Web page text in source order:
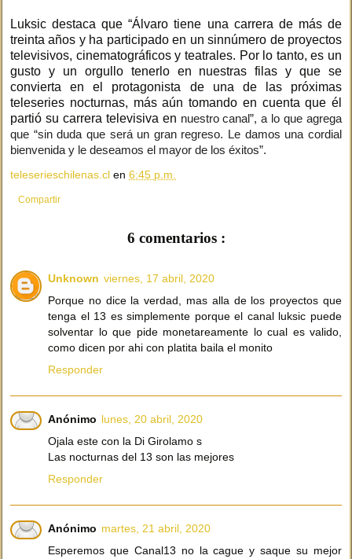
Luksic destaca que “Álvaro tiene una carrera de más de
treinta años y ha participado en un sinnúmero de proyectos
televisivos, cinematográficos y teatrales. Por lo tanto, es un
gusto y un orgullo tenerlo en nuestras filas y que se
convierta en el protagonista de una de las próximas
teleseries nocturnas, más aún tomando en cuenta que él
partió su carrera televisiva en nuestro canal”, a lo que agrega
que “sin duda que será un gran regreso. Le damos una cordial
bienvenida y le deseamos el mayor de los éxitos”.
teleserieschilenas.cl en 6:45 p.m.
Compartir
6 comentarios :
Unknown viernes, 17 abril, 2020
Porque no dice la verdad, mas alla de los proyectos que
tenga el 13 es simplemente porque el canal luksic puede
solventar lo que pide monetareamente lo cual es valido,
como dicen por ahi con platita baila el monito
Responder
Anónimo lunes, 20 abril, 2020
Ojala este con la Di Girolamo s
Las nocturnas del 13 son las mejores
Responder
Anónimo martes, 21 abril, 2020
Esperemos que Canal13 no la cague y saque su mejor